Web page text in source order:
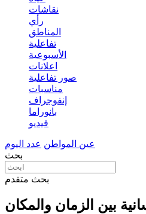
نقاشات
رأي
المناطق
تفاعلية
الأسبوعية
اعلانات
صور تفاعلية
مناسبات
إنفوجراف
بانوراما
فيديو
عين المواطن عدد اليوم
بحث
بحث متقدم
بين الزمان والمكان